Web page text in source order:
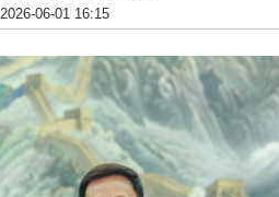
2026-06-01 16:15